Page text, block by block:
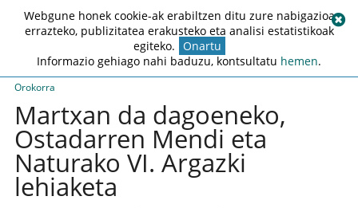
Orokorra
Martxan da dagoeneko,
Ostadarren Mendi eta
Naturako VI. Argazki
lehiaketa
Webgune honek cookie-ak erabiltzen ditu zure nabigazioa
errazteko, publizitatea erakusteko eta analisi estatistikoak
egiteko. Onartu
Informazio gehiago nahi baduzu, kontsultatu hemen.